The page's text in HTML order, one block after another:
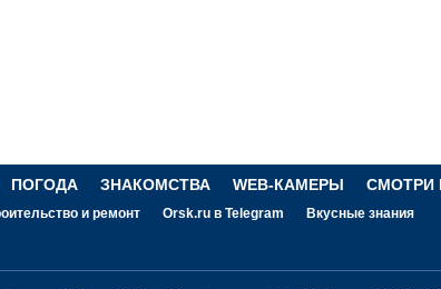
ПОГОДА ЗНАКОМСТВА WEB-КАМЕРЫ СМОТРИ
и ремонт Orsk.ru в Telegram Вкусные знания